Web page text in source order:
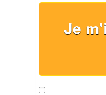
Je